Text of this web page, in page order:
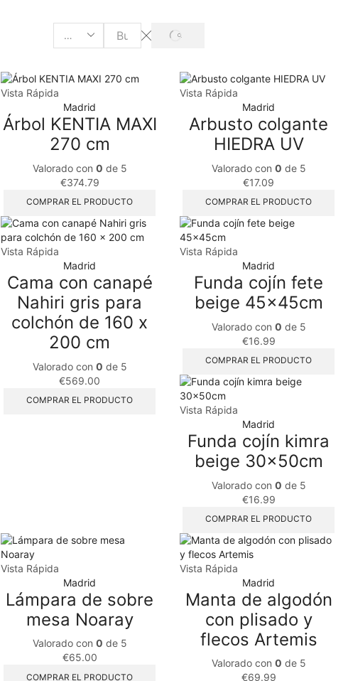
Vista Rápida
Madrid
Árbol KENTIA MAXI
270 cm
Valorado con 0 de 5
€374.79
COMPRAR EL PRODUCTO
Vista Rápida
Madrid
Arbusto colgante
HIEDRA UV
Valorado con 0 de 5
€17.09
COMPRAR EL PRODUCTO
Vista Rápida
Madrid
Cama con canapé
Nahiri gris para
colchón de 160 x
200 cm
Valorado con 0 de 5
€569.00
COMPRAR EL PRODUCTO
Vista Rápida
Madrid
Funda cojín fete
beige 45x45cm
Valorado con 0 de 5
€16.99
COMPRAR EL PRODUCTO
Vista Rápida
Madrid
Funda cojín kimra
beige 30x50cm
Valorado con 0 de 5
€16.99
COMPRAR EL PRODUCTO
Vista Rápida
Madrid
Lámpara de sobre
mesa Noaray
Valorado con 0 de 5
€65.00
COMPRAR EL PRODUCTO
Vista Rápida
Madrid
Manta de algodón
con plisado y
flecos Artemis
Valorado con 0 de 5
€69.99